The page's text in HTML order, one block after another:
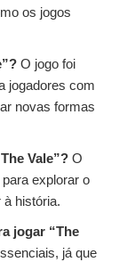
os jogos
O jogo foi
jogadores com
novas formas
Vale”? O
explorar o
história.
jogar “The
já que